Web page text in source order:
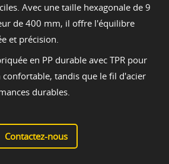
Avec une taille hexagonale de 9
de 400 mm, il offre l'équilibre
et précision.
en PP durable avec TPR pour
confortable, tandis que le fil d'acier
durables.
Contactez-nous